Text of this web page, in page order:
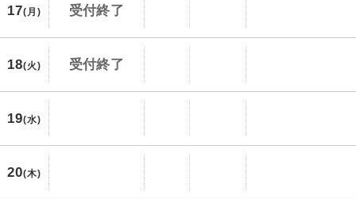
17(月) 受付終了
18(火) 受付終了
19(水)
20(木)